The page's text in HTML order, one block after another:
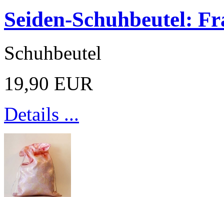
Seiden-Schuhbeutel:
Schuhbeutel
19,90 EUR
Details ...